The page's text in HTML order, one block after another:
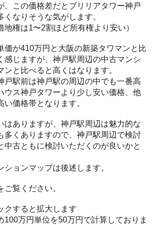
、この価格差だとブリリアタワー神戸
くなりそうな気がします。
地権は1〜2割ほど所有権より安い）
価が410万円と大阪の新築タワマンと比
感じますが、神戸駅周辺の中古マンシ
ンと比べると高くはなります。
戸駅前は神戸駅の周辺の中でも一番高
ウス神戸タワーより少し安い価格、他
価格帯となります。
はありますが、神戸駅周辺は魅力的な
多くありますので、神戸駅周辺で検討
中古ともに検討いただくのが良いかと
ションマップは後述します。
覧ください。
クすると拡大します
万円単位を50万円で計算しておりま